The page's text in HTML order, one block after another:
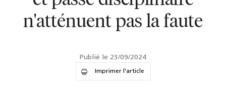
n'atténuent pas la faute
Publié le 23/09/2024
Imprimer l'article